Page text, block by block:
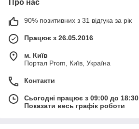
Про нас
90% позитивних з 31 відгука за рік
Працює з 26.05.2016
м. Київ
Портал Prom, Київ, Україна
Контакти
Сьогодні працює з 09:00 до 18:30
Показати весь графік роботи